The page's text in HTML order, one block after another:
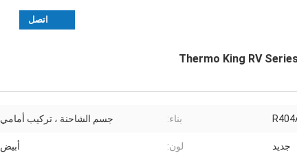
اتصل
بناء: جسم الشاحنة ، تركيب أمامي
جديد لون: أبيض